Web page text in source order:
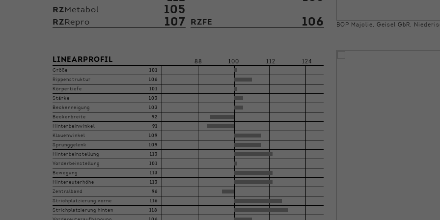
RZMetabol 105
RZRepro 107 RZFE 106 BOP Majolie, Geisel GbR,
LINEARPROFIL 88 100 112 124
Größe 101
Rippenstruktur 106
Körpertiefe 101
Stärke 103
Beckenneigung 103
Beckenbreite 92
Hinterbeinwinkel 91
Klauenwinkel 109
Sprunggelenk 109
Hinterbeinstellung 113
Vorderbeinstellung 101
Bewegung 113
Hintereuterhöhe 113
Zentralband 96
Strichplatzierung vorne 116
Strichplatzierung hinten 118